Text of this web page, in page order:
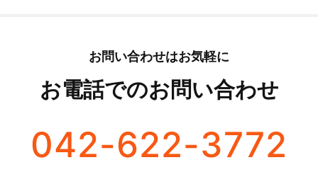
お問い合わせはお気軽に
お電話でのお問い合わせ
042-622-3772